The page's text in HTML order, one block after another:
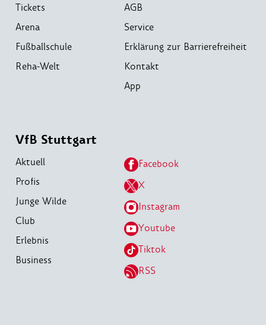
Tickets
Arena
Fußballschule
Reha-Welt
AGB
Service
Erklärung zur Barrierefreiheit
Kontakt
App
VfB Stuttgart
Aktuell
Profis
Junge Wilde
Club
Erlebnis
Business
Facebook
X
Instagram
Youtube
Tiktok
RSS